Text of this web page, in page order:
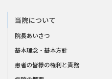
当院について
院長あいさつ
基本理念・基本方針
患者の皆様の権利と責務